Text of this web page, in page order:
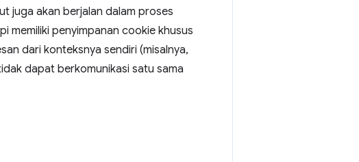
juga akan berjalan dalam proses
memiliki penyimpanan cookie khusus
dari konteksnya sendiri (misalnya,
dapat berkomunikasi satu sama